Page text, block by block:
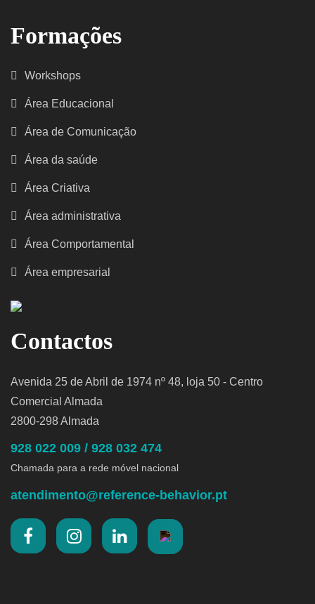
Formações
Workshops
Área Educacional
Área de Comunicação
Área da saúde
Área Criativa
Área administrativa
Área Comportamental
Área empresarial
Contactos
Avenida 25 de Abril de 1974 nº 48, loja 50 - Centro
Comercial Almada
2800-298 Almada
928 022 009 / 928 032 474
Chamada para a rede móvel nacional
atendimento@reference-behavior.pt